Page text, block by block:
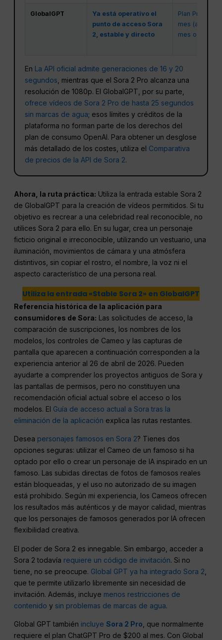
GlobalGPT
Ya está operativo el
punto de acceso Sora
2, estable y directo
Plan Pro:
mes (anual);
mes o $25 al
En La API oficial admite generaciones de 16 y 20
segundos , mientras que el Sora 2 Pro alcanza una
resolución de 1080p. El GlobalGPT, por su parte,
ofrece vídeos de Sora 2 Pro de hasta 25 segundos
sin marcas de agua; esos límites y créditos de la
plataforma no forman parte de los derechos del
plan de consumo OpenAI. Para obtener un desglose
más detallado de los costes, utiliza el Comparativa
de precios de la API de Sora 2.
Ahora, la ruta práctica: Utiliza la entrada estable Sora 2
de GlobalGPT para la creación de vídeos permitidos. Si tu
objetivo es recrear a una celebridad real reconocible, no
utilices Sora 2 para ello. En su lugar, crea un personaje
ficticio original e irreconocible, utilizando un vestuario, una
iluminación, movimientos de cámara y una atmósfera
distintivos, sin copiar el rostro, el nombre, la voz ni el
aspecto característico de una persona real.
Utiliza la entrada «Stable Sora 2» en GlobalGPT
Referencia histórica de la aplicación para
consumidores de Sora: Las solicitudes de acceso, la
comparación de suscripciones, los nombres de los
modelos, los controles de Cameo y las capturas de
pantalla que aparecen a continuación corresponden a la
experiencia anterior al 26 de abril de 2026. Pueden
ayudarte a comprender los proyectos antiguos de Sora y
las pantallas de permisos, pero no constituyen una
recomendación oficial actual sobre el acceso o los
modelos. El Guía de acceso actual a Sora tras la
eliminación de la aplicación explica las rutas restantes.
Desea personajes famosos en Sora 2? Tienes dos
opciones seguras: utilizar el Cameo de un famoso si ha
optado por ello o crear un personaje de IA inspirado en un
famoso. Las subidas directas de fotos de famosos reales
están bloqueadas, y el uso no autorizado de su imagen
está prohibido. Según mi experiencia, los Cameos ofrecen
los resultados más auténticos y de mayor calidad, mientras
que los personajes de famosos generados por IA ofrecen
flexibilidad creativa.
El poder de Sora 2 es innegable. Sin embargo, acceder a
Sora 2 todavía requiere un código de invitación. Si no
tiene, no se preocupe. Global GPT ya ha integrado Sora 2
que te permite utilizarlo libremente sin necesidad de
invitación. Además, incluye menos restricciones de
contenido y sin problemas de marcas de agua.
Global GPT también incluyeSora 2 Pro , que normalmente
requiere el plan ChatGPT Pro de $200 al mes. Con Global